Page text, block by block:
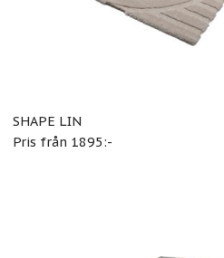
SHAPE LIN
Pris från 1895:-